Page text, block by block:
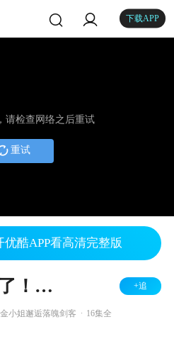
下载APP
请检查网络之后重试
重试
酷APP看高清完整版
拜托了！大侠 +追
小姐邂逅落魄剑客 16集全